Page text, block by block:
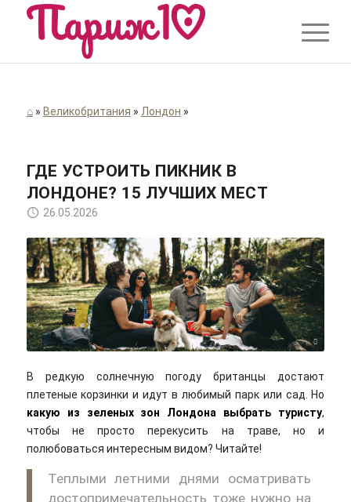
⌂» Великобритания » Лондон »
ГДЕ УСТРОИТЬ ПИКНИК В
ЛОНДОНЕ? 15 ЛУЧШИХ МЕСТ
26.05.2026
Helena Lopes/pexels
В редкую солнечную погоду британцы достают
плетеные корзинки и идут в любимый парк или сад.Но
какую из зеленых зон Лондона выбрать туристу,
чтобы не просто перекусить на траве, но и
полюбоваться интересным видом? Читайте!
Теплыми летними днями осматривать
достопримечательность тоже нужно на